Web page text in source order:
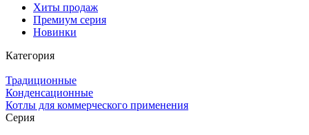
Хиты продаж
Премиум серия
Новинки
Категория
Традиционные
Конденсационные
Котлы для коммерческого применения
Серия